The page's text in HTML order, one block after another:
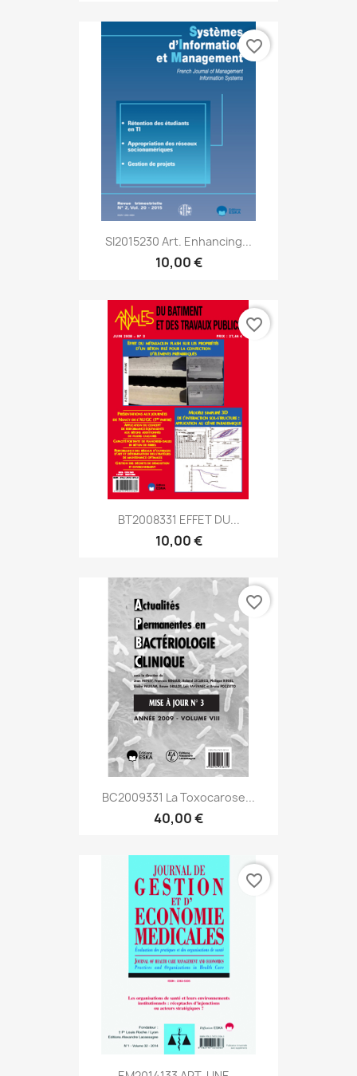
SI2015230 Art. Enhancing...
10,00 €
favorite_border
BT2008331 EFFET DU...
10,00 €
favorite_border
BC2009331 La Toxocarose...
40,00 €
favorite_border
favorite_border